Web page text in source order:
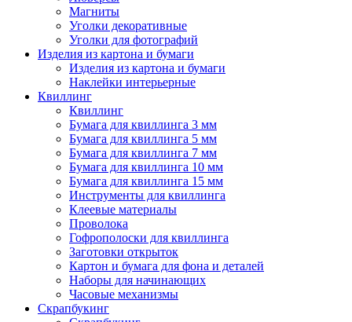
Магниты
Уголки декоративные
Уголки для фотографий
Изделия из картона и бумаги
Изделия из картона и бумаги
Наклейки интерьерные
Квиллинг
Квиллинг
Бумага для квиллинга 3 мм
Бумага для квиллинга 5 мм
Бумага для квиллинга 7 мм
Бумага для квиллинга 10 мм
Бумага для квиллинга 15 мм
Инструменты для квиллинга
Клеевые материалы
Проволока
Гофрополоски для квиллинга
Заготовки открыток
Картон и бумага для фона и деталей
Наборы для начинающих
Часовые механизмы
Скрапбукинг